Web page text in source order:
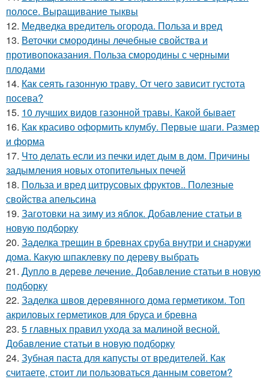
полосе. Выращивание тыквы
12. Медведка вредитель огорода. Польза и вред
13. Веточки смородины лечебные свойства и
противопоказания. Польза смородины с черными
плодами
14. Как сеять газонную траву. От чего зависит густота
посева?
15. 10 лучших видов газонной травы. Какой бывает
16. Как красиво оформить клумбу. Первые шаги. Размер
и форма
17. Что делать если из печки идет дым в дом. Причины
задымления новых отопительных печей
18. Польза и вред цитрусовых фруктов.. Полезные
свойства апельсина
19. Заготовки на зиму из яблок. Добавление статьи в
новую подборку
20. Заделка трещин в бревнах сруба внутри и снаружи
дома. Какую шпаклевку по дереву выбрать
21. Дупло в дереве лечение. Добавление статьи в новую
подборку
22. Заделка швов деревянного дома герметиком. Топ
акриловых герметиков для бруса и бревна
23. 5 главных правил ухода за малиной весной.
Добавление статьи в новую подборку
24. Зубная паста для капусты от вредителей. Как
считаете, стоит ли пользоваться данным советом?